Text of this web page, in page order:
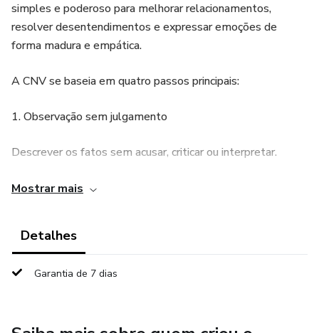
simples e poderoso para melhorar relacionamentos,
resolver desentendimentos e expressar emoções de
forma madura e empática.
A CNV se baseia em quatro passos principais:
1. Observação sem julgamento
Descrever os fatos sem acusar, criticar ou interpretar.
2. Sentimentos
alegria, frustração…).
3. Necessidades
Mostrar mais
Detalhes
Garantia de 7 dias